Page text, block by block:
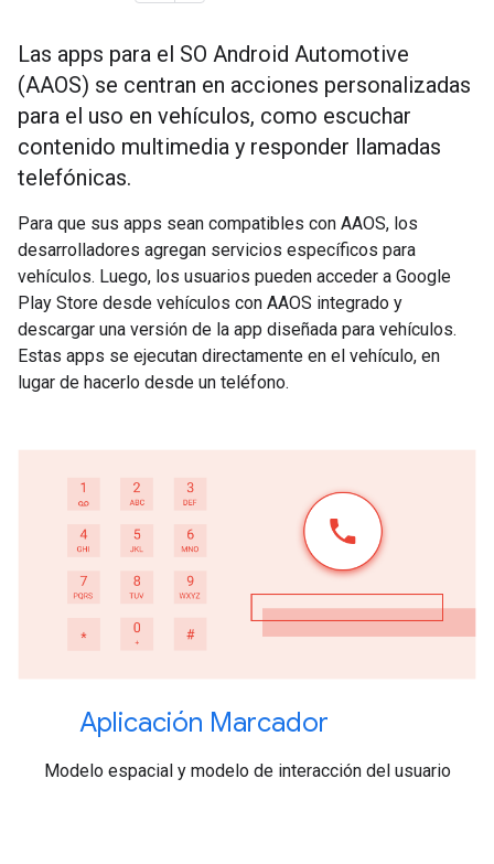
Las apps para el SO Android Automotive
(AAOS) se centran en acciones personalizadas
para el uso en vehículos, como escuchar
contenido multimedia y responder llamadas
telefónicas.
Para que sus apps sean compatibles con AAOS, los
desarrolladores agregan servicios específicos para
vehículos. Luego, los usuarios pueden acceder a Google
Play Store desde vehículos con AAOS integrado y
descargar una versión de la app diseñada para vehículos.
Estas apps se ejecutan directamente en el vehículo, en
lugar de hacerlo desde un teléfono.
Aplicación Marcador
Modelo espacial y modelo de interacción del usuario